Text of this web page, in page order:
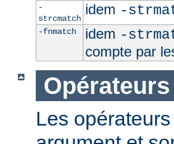
-
strcmatch
idem -
-fnmatch idem -
compte par
Les